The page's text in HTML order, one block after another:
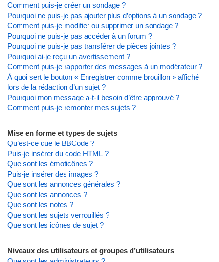
Comment puis-je créer un sondage ?
Pourquoi ne puis-je pas ajouter plus d’options à un sondage ?
Comment puis-je modifier ou supprimer un sondage ?
Pourquoi ne puis-je pas accéder à un forum ?
Pourquoi ne puis-je pas transférer de pièces jointes ?
Pourquoi ai-je reçu un avertissement ?
Comment puis-je rapporter des messages à un modérateur ?
À quoi sert le bouton « Enregistrer comme brouillon » affiché
lors de la rédaction d’un sujet ?
Pourquoi mon message a-t-il besoin d’être approuvé ?
Comment puis-je remonter mes sujets ?
Mise en forme et types de sujets
Qu’est-ce que le BBCode ?
Puis-je insérer du code HTML ?
Que sont les émoticônes ?
Puis-je insérer des images ?
Que sont les annonces générales ?
Que sont les annonces ?
Que sont les notes ?
Que sont les sujets verrouillés ?
Que sont les icônes de sujet ?
Niveaux des utilisateurs et groupes d’utilisateurs